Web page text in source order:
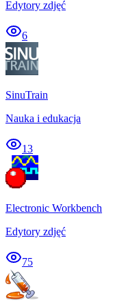
Edytory zdjęć
6
SinuTrain
Nauka i edukacja
13
Electronic Workbench
Edytory zdjęć
75